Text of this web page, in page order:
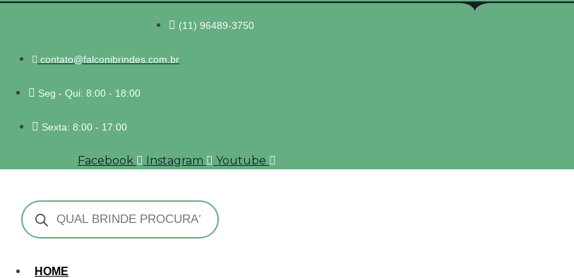
(11) 96489-3750
contato@falconibrindes.com.br
Seg - Qui: 8:00 - 18:00
Sexta: 8:00 - 17:00
Facebook Instagram Youtube
Pesquisar
produtos
HOME